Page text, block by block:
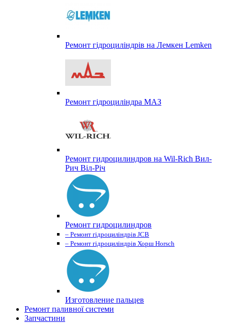
Ремонт гідроциліндрів на Лемкен Lemken
Ремонт гідроциліндра МАЗ
Ремонт гидроцилиндров на Wil-Rich Вил-
Рич Віл-Річ
Ремонт гидроцилиндров
– Ремонт гідроциліндрів JCB
– Ремонт гідроциліндрів Хорш Horsch
Изготовление пальцев
Ремонт паливної системи
Запчастини